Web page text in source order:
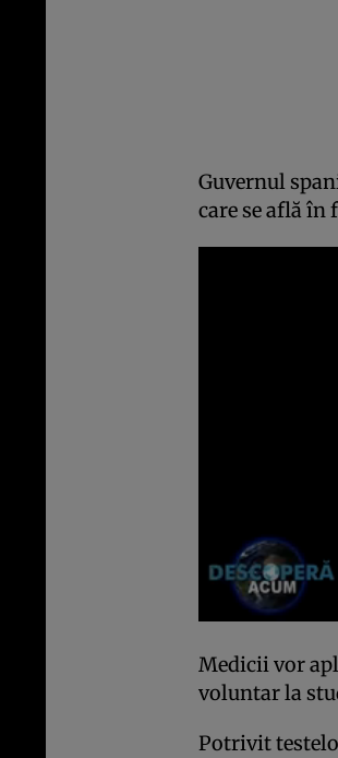
Guvernul
care se află în
Medicii vor
voluntar la
Potrivit